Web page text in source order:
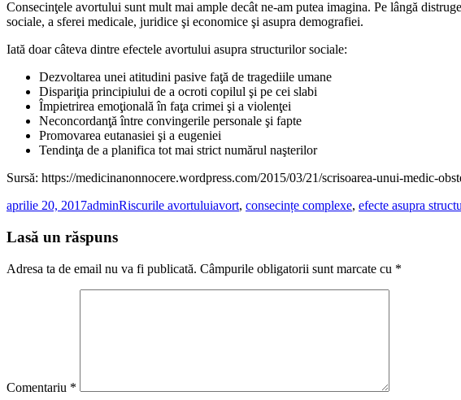
Consecinţele avortului sunt mult mai ample decât ne-am putea imagina. Pe lângă
sociale, a sferei medicale, juridice şi economice şi asupra demografiei.
Iată doar câteva dintre efectele avortului asupra structurilor sociale:
Dezvoltarea unei atitudini pasive faţă de tragediile umane
Dispariţia principiului de a ocroti copilul şi pe cei slabi
Împietrirea emoţională în faţa crimei şi a violenţei
Neconcordanţă între convingerile personale şi fapte
Promovarea eutanasiei şi a eugeniei
Tendinţa de a planifica tot mai strict numărul naşterilor
Sursă: https://medicinanonnocere.wordpress.com/2015/03/21/scrisoarea-unui-medic-
Publicat
aprilie 20, 2017Autor
adminCategorii
Riscurile avortuluiEtichete
avort, consecințe complexe, efecte asupra
Lasă un răspuns
Adresa ta de email nu va fi publicată. Câmpurile obligatorii sunt marcate cu *
Comentariu *